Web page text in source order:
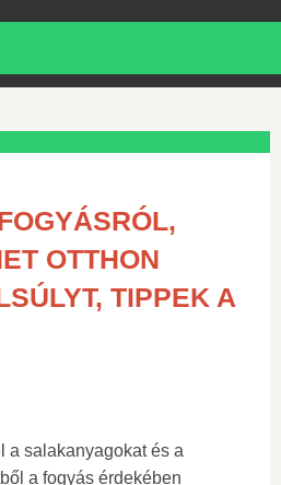
OTTHON
TIPPEK A
a salakanyagokat és a
a fogyás érdekében